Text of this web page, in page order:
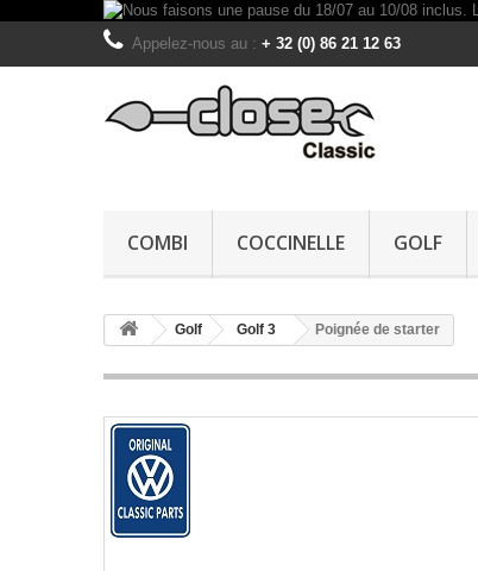
Appelez-nous au : + 32 (0) 86 21 12 63
COMBI COCCINELLE GOLF
Golf Golf 3 Poignée de starter